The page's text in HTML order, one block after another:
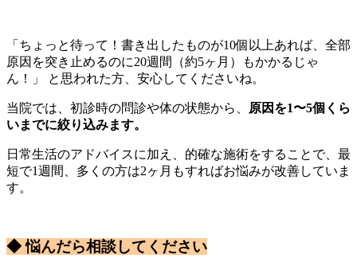
「ちょっと待って！書き出したものが10個以上あれば、全部
原因を突き止めるのに20週間（約5ヶ月）もかかるじゃ
ん！」 と思われた方、安心してくださいね。
当院では、初診時の問診や体の状態から、
原因を1〜5個くら
いまでに絞り込みます。
日常生活のアドバイスに加え、的確な施術をすることで、最
短で1週間、多くの方は2ヶ月もすればお悩みが改善していま
す。
◆ 悩んだら相談してください